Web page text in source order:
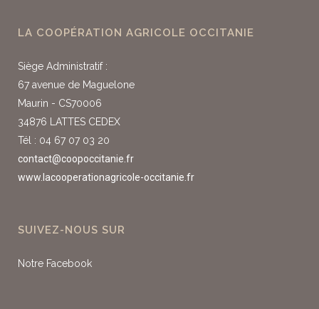
LA COOPÉRATION AGRICOLE OCCITANIE
Siège Administratif :
67 avenue de Maguelone
Maurin - CS70006
34876 LATTES CEDEX
Tél : 04 67 07 03 20
contact@coopoccitanie.fr
www.lacooperationagricole-occitanie.fr
SUIVEZ-NOUS SUR
Notre Facebook